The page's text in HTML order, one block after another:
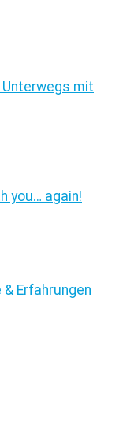
mit
you… again!
Erfahrungen